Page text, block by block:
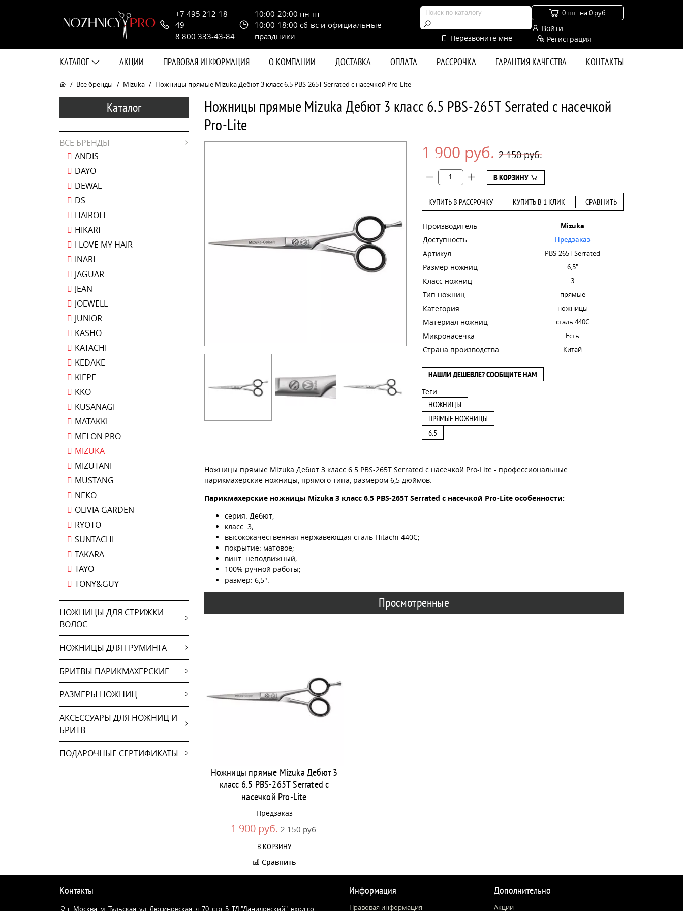
+7 495 212-18-
49
8 800 333-43-84
10:00-20:00 пн-пт
10:00-18:00 сб-вс и официальные
праздники
Перезвоните мне
0 шт. на 0 руб.
Войти
Регистрация
КАТАЛОГ АКЦИИ ПРАВОВАЯ ИНФОРМАЦИЯ О КОМПАНИИ ДОСТАВКА ОПЛАТА РАССРОЧКА ГАРАНТИЯ КАЧЕСТВА КОНТАКТЫ
Все бренды Mizuka Ножницы прямые Mizuka Дебют 3 класс 6.5 PBS-265Т Serrated с насечкой Pro-Lite
Каталог
ВСЕ БРЕНДЫ
ANDIS
DAYO
DEWAL
DS
HAIROLE
HIKARI
I LOVE MY HAIR
INARI
JAGUAR
JEAN
JOEWELL
JUNIOR
KASHO
KATACHI
KEDAKE
KIEPE
KKO
KUSANAGI
MATAKKI
MELON PRO
MIZUKA
MIZUTANI
MUSTANG
NEKO
OLIVIA GARDEN
RYOTO
SUNTACHI
TAKARA
TAYO
TONY&GUY
НОЖНИЦЫ ДЛЯ СТРИЖКИ
ВОЛОС
НОЖНИЦЫ ДЛЯ ГРУМИНГА
БРИТВЫ ПАРИКМАХЕРСКИЕ
РАЗМЕРЫ НОЖНИЦ
АКСЕССУАРЫ ДЛЯ НОЖНИЦ И
БРИТВ
ПОДАРОЧНЫЕ СЕРТИФИКАТЫ
Ножницы прямые Mizuka Дебют 3 класс 6.5 PBS-265Т Serrated с насечкой
Pro-Lite
1 900 руб. 2 150 руб.
В КОРЗИНУ
КУПИТЬ В РАССРОЧКУ КУПИТЬ В 1 КЛИК СРАВНИТЬ
Производитель Mizuka
Доступность Предзаказ
Артикул PBS-265Т Serrated
Размер ножниц 6,5"
Класс ножниц 3
Тип ножниц прямые
Категория ножницы
Материал ножниц сталь 440С
Микронасечка Есть
Страна производства Китай
НАШЛИ ДЕШЕВЛЕ? СООБЩИТЕ НАМ
Теги:
НОЖНИЦЫ
ПРЯМЫЕ НОЖНИЦЫ
6.5
Ножницы прямые Mizuka Дебют 3 класс 6.5 PBS-265Т Serrated с насечкой Pro-Lite - профессиональные
парикмахерские ножницы, прямого типа, размером 6,5 дюймов.
Парикмахерские ножницы Mizuka 3 класс 6.5 PBS-265Т Serrated с насечкой Pro-Lite особенности:
серия: Дебют;
класс: 3;
высококачественная нержавеющая сталь Hitachi 440С;
покрытие: матовое;
винт: неподвижный;
100% ручной работы;
размер: 6,5".
Просмотренные
Ножницы прямые Mizuka Дебют 3
класс 6.5 PBS-265Т Serrated с
насечкой Pro-Lite
Предзаказ
1 900 руб. 2 150 руб.
В КОРЗИНУ
Сравнить
Контакты
г. Москва, м. Тульская, ул. Люсиновская, д. 70, стр. 5, ТД "Даниловский", вход со
Информация
Правовая информация
Дополнительно
Акции